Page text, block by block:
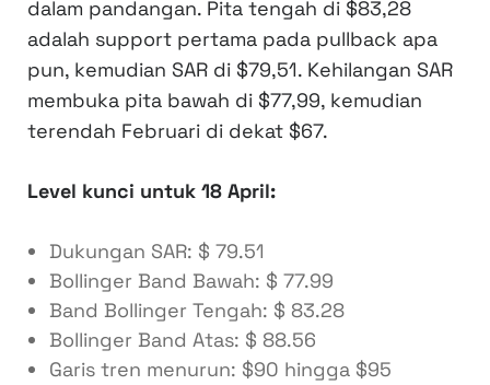
dalam pandangan. Pita tengah di $83,28
adalah support pertama pada pullback apa
pun, kemudian SAR di $79,51. Kehilangan SAR
membuka pita bawah di $77,99, kemudian
terendah Februari di dekat $67.
Level kunci untuk 18 April:
Dukungan SAR: $ 79.51
Bollinger Band Bawah: $ 77.99
Band Bollinger Tengah: $ 83.28
Bollinger Band Atas: $ 88.56
Garis tren menurun: $90 hingga $95